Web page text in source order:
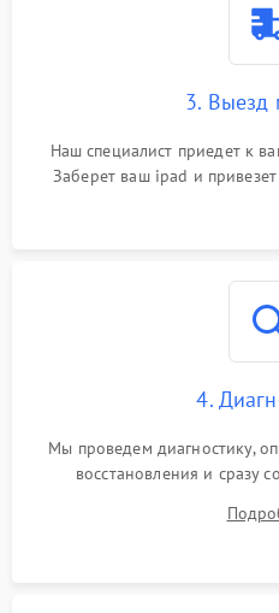
3. Выезд
Наш специалист приедет к
Заберет ваш ipad и
4.
Мы проведем диагностику,
восстановления и сразу